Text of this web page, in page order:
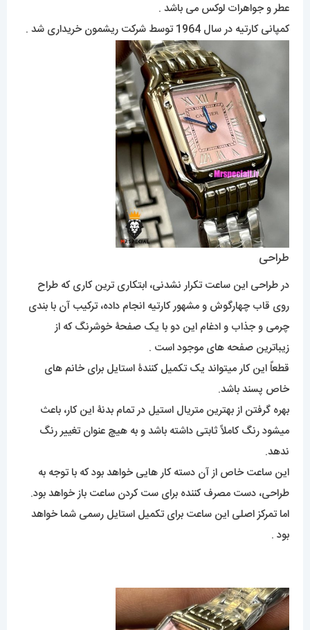
عطر و جواهرات لوکس می باشد .
کمپانی کارتیه در سال 1964 توسط شرکت ریشمون خریداری شد .
طراحی
در طراحی این ساعت تکرار نشدنی، ابتکاری ترین کاری که طراح
روی قاب چهارگوش و مشهور کارتیه انجام داده، ترکیب آن با بندی
چرمی و جذاب و ادغام این دو با یک صفحۀ خوشرنگ که از
زیباترین صفحه های موجود است .
قطعاً این کار میتواند یک تکمیل کنندۀ استایل برای خانم های
خاص پسند باشد.
بهره گرفتن از بهترین متریال استیل در تمام بدنۀ این کار، باعث
میشود رنگ کاملاً ثابتی داشته باشد و به هیچ عنوان تغییر رنگ
ندهد.
این ساعت خاص از آن دسته کار هایی خواهد بود که با توجه به
طراحی، دست مصرف کننده برای ست کردن ساعت باز خواهد بود.
اما تمرکز اصلی این ساعت برای تکمیل استایل رسمی شما خواهد
بود .